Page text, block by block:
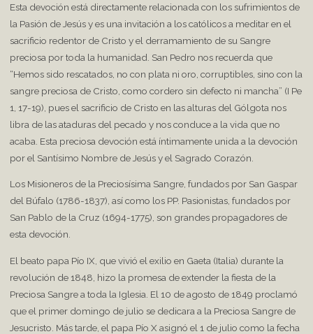
Esta devoción está directamente relacionada con los sufrimientos de
la Pasión de Jesús y es una invitación a los católicos a meditar en el
sacrificio redentor de Cristo y el derramamiento de su Sangre
preciosa por toda la humanidad. San Pedro nos recuerda que
“Hemos sido rescatados, no con plata ni oro, corruptibles, sino con la
sangre preciosa de Cristo, como cordero sin defecto ni mancha” (I Pe
1, 17-19), pues el sacrificio de Cristo en las alturas del Gólgota nos
libra de las ataduras del pecado y nos conduce a la vida que no
acaba. Esta preciosa devoción está íntimamente unida a la devoción
por el Santísimo Nombre de Jesús y el Sagrado Corazón.
Los Misioneros de la Preciosísima Sangre, fundados por San Gaspar
del Búfalo (1786-1837), así como los PP. Pasionistas, fundados por
San Pablo de la Cruz (1694-1775), son grandes propagadores de
esta devoción.
El beato papa Pío IX, que vivió el exilio en Gaeta (Italia) durante la
revolución de 1848, hizo la promesa de extender la fiesta de la
Preciosa Sangre a toda la Iglesia. El 10 de agosto de 1849 proclamó
que el primer domingo de julio se dedicara a la Preciosa Sangre de
Jesucristo. Más tarde, el papa Pío X asignó el 1 de julio como la fecha